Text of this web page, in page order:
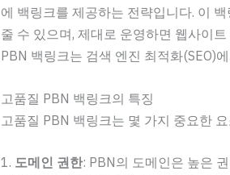
에 백링크를 제공하는 전략입니다. 이
줄 수 있으며, 제대로 운영하면 웹사이
PBN 백링크는 검색 엔진 최적화(SEO)
고품질 PBN 백링크의 특징
고품질 PBN 백링크는 몇 가지 중요한
1. 도메인 권한: PBN의 도메인은 높은